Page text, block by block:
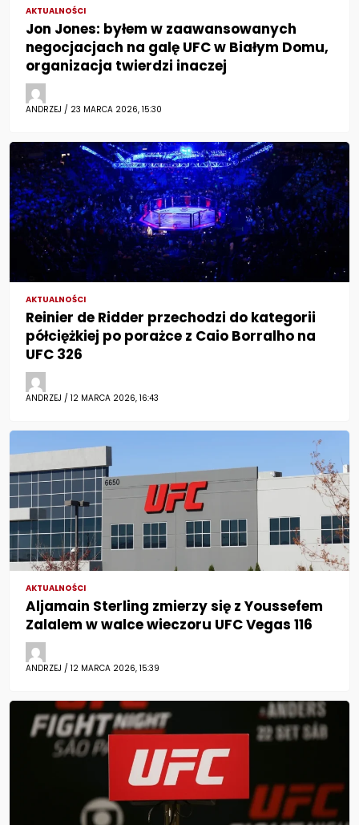
AKTUALNOŚCI
Jon Jones: byłem w zaawansowanych
negocjacjach na galę UFC w Białym Domu,
organizacja twierdzi inaczej
ANDRZEJ / 23 MARCA 2026, 15:30
AKTUALNOŚCI
Reinier de Ridder przechodzi do kategorii
półciężkiej po porażce z Caio Borralho na
UFC 326
ANDRZEJ / 12 MARCA 2026, 16:43
AKTUALNOŚCI
Aljamain Sterling zmierzy się z Youssefem
Zalalem w walce wieczoru UFC Vegas 116
ANDRZEJ / 12 MARCA 2026, 15:39